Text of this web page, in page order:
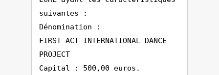
suivantes :
Dénomination :
FIRST ACT INTERNATIONAL DANCE
PROJECT
Capital : 500,00 euros.